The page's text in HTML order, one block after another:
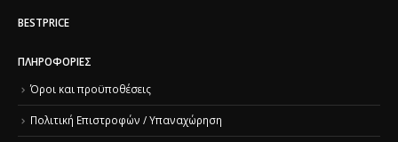
BESTPRICE
ΠΛΗΡΟΦΟΡΊΕΣ
Όροι και προϋποθέσεις
Πολιτική Επιστροφών / Υπαναχώρηση